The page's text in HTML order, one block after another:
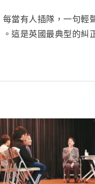
當有人插隊，一句
這是英國最典型的糾